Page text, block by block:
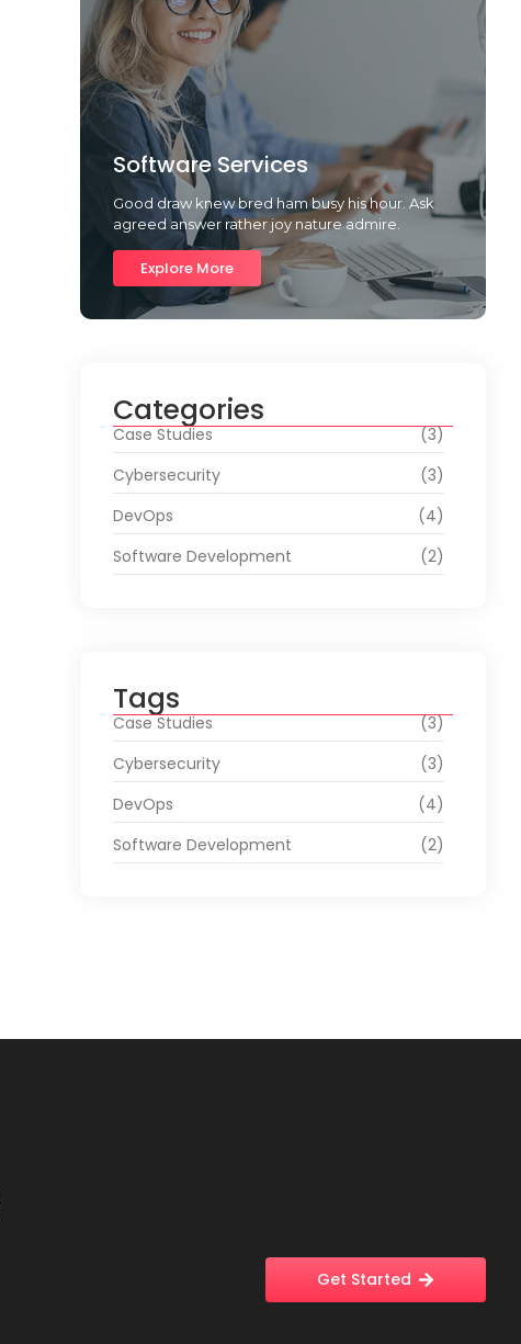
Software Services
Good draw knew bred ham busy his hour. Ask
agreed answer rather joy nature admire.
Explore More
Categories
Case Studies
(3)
Cybersecurity
(3)
DevOps
(4)
Software Development
(2)
Tags
Case Studies
(3)
Cybersecurity
(3)
DevOps
(4)
Software Development
(2)
Get Started